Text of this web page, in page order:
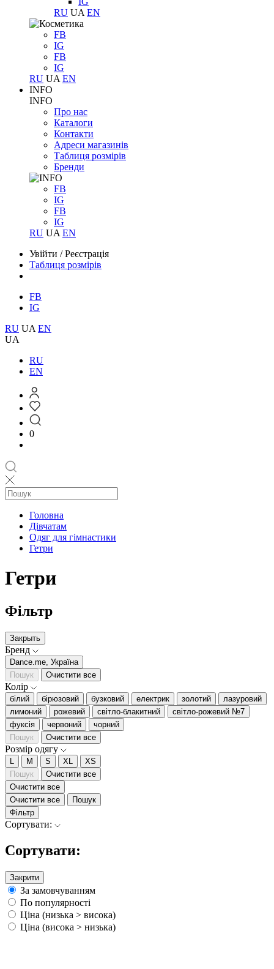
RU UA EN
FB
IG
FB
IG
RU UA EN
INFO
INFO
Про нас
Каталоги
Контакти
Адреси магазинів
Таблиця розмірів
Бренди
FB
IG
FB
IG
RU UA EN
Увійти /Реєстрація
Таблиця розмірів
FB
IG
RU UA EN
UA
RU
EN
0
Головна
Дівчатам
Одяг для гімнастики
Гетри
Гетри
Фільтр
Закрыть
Бренд
Dance.me, Україна
Пошук
Очистити все
Колір
білий бірюзовий бузковий електрик золотий
лазуровий
лимоний
рожевий світло-блакитний
світло-рожевий №7
фуксія
червоний
чорний
Пошук
Очистити все
Розмір одягу
M S XL
XS
Пошук
Очистити все
Очистити все
Очистити все
Пошук
Фільтр
Сортувати:
Сортувати:
Закрити
За замовчуванням
По популярності
Ціна (низька > висока)
Ціна (висока > низька)